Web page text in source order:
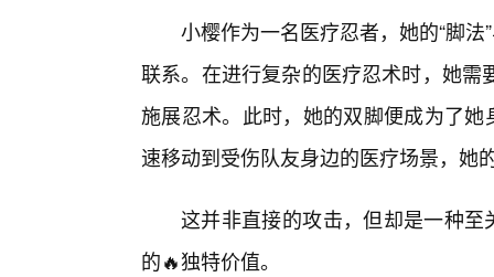
小樱作为一名医疗忍者，她的“脚
联系。在进行复杂的医疗忍术时，她
施展忍术。此时，她的双脚便成为了
速移动到受伤队友身边的医疗场景，她
这并非直接的攻击，但却是一种至
的🔥独特价值。